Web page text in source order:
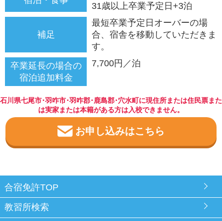
31歳以上卒業予定日+3泊
補足
最短卒業予定日オーバーの場
合、宿舎を移動していただきま
す。
卒業延長の場合の
宿泊追加料金
7,700円／泊
石川県七尾市･羽咋市･羽咋郡･鹿島郡･穴水町に現住所または住民票また
は実家または本籍がある方は入校できません。
お申し込みはこちら
合宿免許TOP
教習所検索